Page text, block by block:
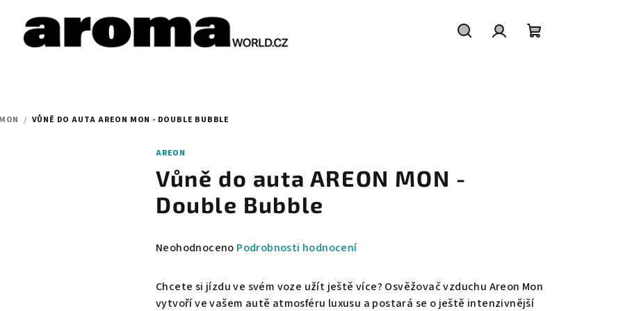
MON / VŮNĚ DO AUTA AREON MON - DOUBLE BUBBLE
AREON
Vůně do auta AREON MON -
Double Bubble
Průměrné
produktu
Neohodnoceno Podrobnosti hodnocení
Chcete si jízdu ve svém voze užít ještě více? Osvěžovač vzduchu Areon Mon
vytvoří ve vašem autě atmosféru luxusu a postará se o ještě intenzivnější